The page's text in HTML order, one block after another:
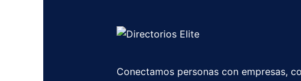
Conectamos personas con empresas,